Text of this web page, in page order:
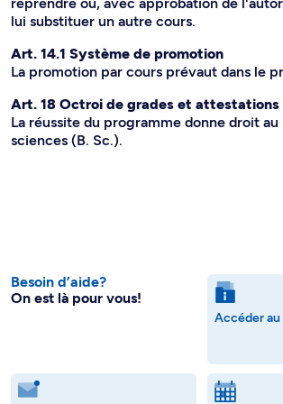
lui substituer un autre cours.
Art. 14.1 Système de promotion
La promotion par cours prévaut dans le
Art. 18 Octroi de grades et attestations
La réussite du programme donne droit au
sciences (B. Sc.).
Besoin d’aide?
On est là pour vous!
Accéder